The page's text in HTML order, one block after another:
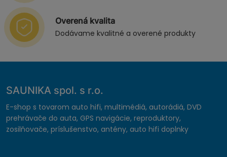
Overená kvalita
Dodávame kvalitné a overené produkty
SAUNIKA spol. s r.o.
E-shop s tovarom auto hifi, multimédiá, autorádiá, DVD
prehrávače do auta, GPS navigácie, reproduktory,
zosilňovače, príslušenstvo, antény, auto hifi doplnky